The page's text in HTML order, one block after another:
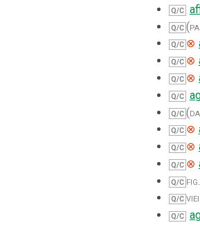
Q/C
Q/C
Q/C ⊗
Q/C ⊗
Q/C ⊗
Q/C
Q/C
Q/C ⊗
Q/C ⊗
Q/C ⊗
Q/C fig.
Q/C
Q/C